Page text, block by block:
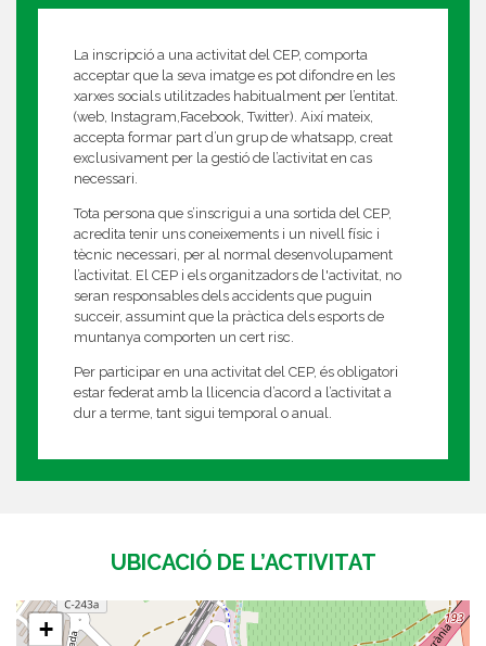
La inscripció a una activitat del CEP, comporta
acceptar que la seva imatge es pot difondre en les
xarxes socials utilitzades habitualment per l’entitat.
(web, Instagram,Facebook, Twitter). Així mateix,
accepta formar part d’un grup de whatsapp, creat
exclusivament per la gestió de l’activitat en cas
necessari.
Tota persona que s’inscrigui a una sortida del CEP,
acredita tenir uns coneixements i un nivell físic i
tècnic necessari, per al normal desenvolupament
l’activitat. El CEP i els organitzadors de l'activitat, no
seran responsables dels accidents que puguin
succeir, assumint que la pràctica dels esports de
muntanya comporten un cert risc.
Per participar en una activitat del CEP, és obligatori
estar federat amb la llicencia d’acord a l’activitat a
dur a terme, tant sigui temporal o anual.
UBICACIÓ DE L’ACTIVITAT
+